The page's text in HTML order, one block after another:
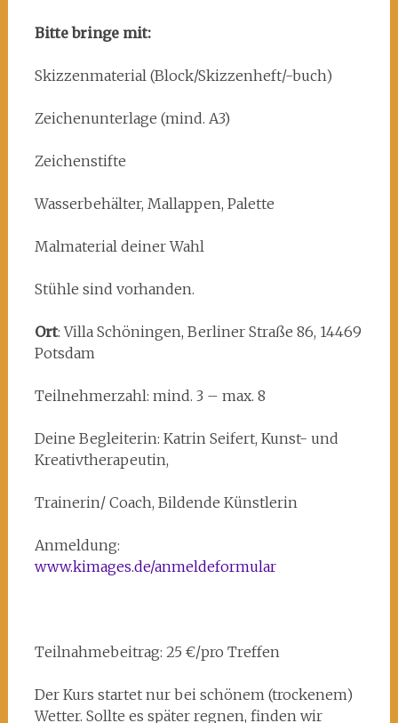
Bitte bringe mit:
Skizzenmaterial (Block/Skizzenheft/-buch)
Zeichenunterlage (mind. A3)
Zeichenstifte
Wasserbehälter, Mallappen, Palette
Malmaterial deiner Wahl
Stühle sind vorhanden.
Ort: Villa Schöningen, Berliner Straße 86, 14469
Potsdam
Teilnehmerzahl: mind. 3 – max. 8
Deine Begleiterin: Katrin Seifert, Kunst- und
Kreativtherapeutin,
Trainerin/ Coach, Bildende Künstlerin
Anmeldung:
www.kimages.de/anmeldeformular
Teilnahmebeitrag: 25 €/pro Treffen
Der Kurs startet nur bei schönem (trockenem)
Wetter. Sollte es später regnen, finden wir